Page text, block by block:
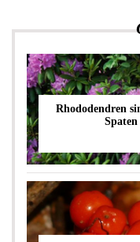
Rhododendren
Spaten